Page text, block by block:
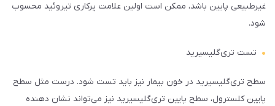
غیرطبیعی پایین باشد، ممکن است اولین علامت پرکاری تیروئید محسوب
شود.
تست تری‌گلیسیرید
سطح تری‌گلیسیرید در خون بیمار نیز باید تست شود. درست مثل سطح
پایین کلسترول، سطح پایین تری‌گلیسیرید نیز می‌تواند نشان دهنده